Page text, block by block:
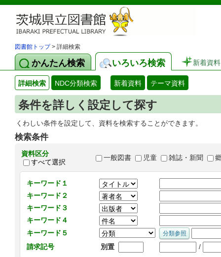
図書館トップ> 詳細検索
かんたん検索 いろいろ検索 新着資料
詳細検索 NDC分類検索 新着資料 テーマ資料
条件を詳しく設定して探す
くわしい条件を設定して、資料を検索することができます。
検索条件
資料区分
すべて選択
一般図書 児童 雑誌・新聞
キーワード１
キーワード２
キーワード３
キーワード４
キーワード５
請求記号
別置 /